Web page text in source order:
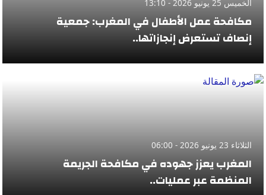
الخميس 25 يونيو 2026 - 13:10
مكافحة عمل الأطفال في المغرب: جمعية
إنصاف تستعرض إنجازاتها..
الثلاثاء 23 يونيو 2026 - 06:00
المغرب يعزز جهوده في مكافحة الجريمة
المنظمة عبر عمليات..